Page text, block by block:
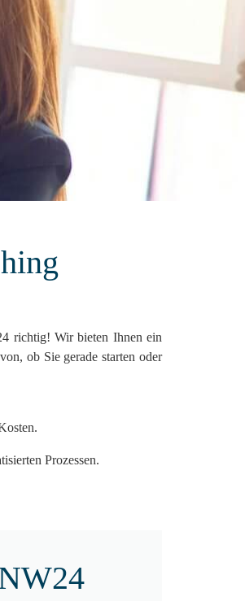
richtig! Wir bieten Ihnen ein
ob Sie gerade starten oder
Prozessen.